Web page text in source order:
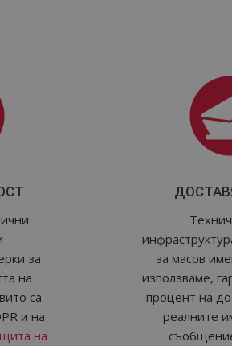
за
на
са
и на
на
за масов
използваме,
процент на
реалните